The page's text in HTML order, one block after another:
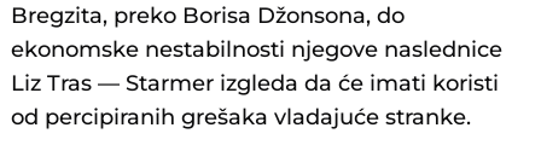
Bregzita, preko Borisa Džonsona, do
ekonomske nestabilnosti njegove naslednice
Liz Tras — Starmer izgleda da će imati koristi
od percipiranih grešaka vladajuće stranke.